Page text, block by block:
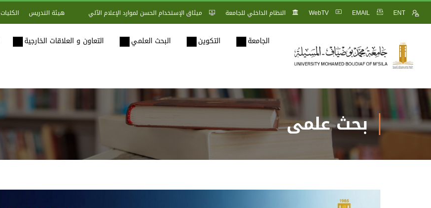
ENT
EMAIL
WebTV النظام الداخلي للجامعة ميثاق الإستخدام الحسن لموارد الإعلام الآلي هيئة التدريس الكليات
الجامعة التكوين البحث العلمي التعاون و العلاقات الخارجية
بحث علمي